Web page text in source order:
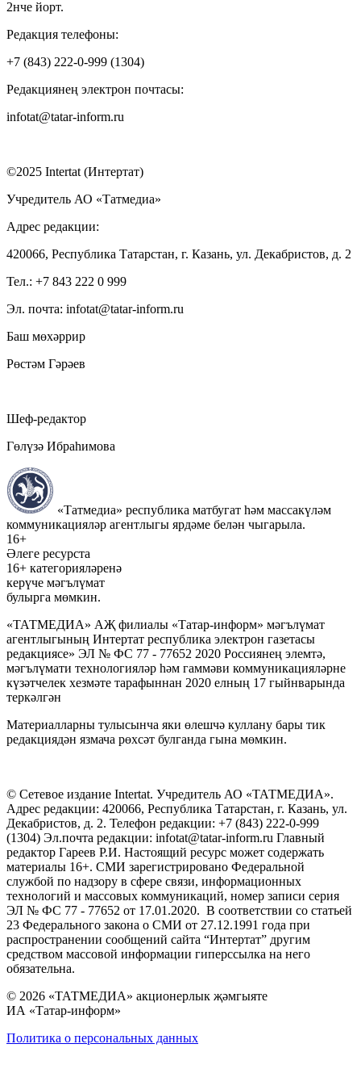
2нче йорт.
Редакция телефоны:
+7 (843) 222-0-999 (1304)
Редакциянең электрон почтасы:
infotat@tatar-inform.ru
©2025 Intertat (Интертат)
Учредитель АО «Татмедиа»
Адрес редакции:
420066, Республика Татарстан, г. Казань, ул. Декабристов, д. 2
Тел.: +7 843 222 0 999
Эл. почта: infotat@tatar-inform.ru
Баш мөхәррир
Рөстәм Гәрәев
Шеф-редактор
Гөлүзә Ибраһимова
«Татмедиа» республика матбугат һәм массакүләм
коммуникацияләр агентлыгы ярдәме белән чыгарыла.
16+
Әлеге ресурста
16+ категорияләренә
керүче мәгълүмат
булырга мөмкин.
«ТАТМЕДИА» АҖ филиалы «Татар-информ» мәгълүмат
агентлыгының Интертат республика электрон газетасы
редакциясе» ЭЛ № ФС 77 - 77652 2020 Россиянең элемтә,
мәгълүмати технологияләр һәм гаммәви коммуникацияләрне
күзәтчелек хезмәте тарафыннан 2020 елның 17 гыйнварында
теркәлгән
Материалларны тулысынча яки өлешчә куллану бары тик
редакциядән язмача рөхсәт булганда гына мөмкин.
© Сетевое издание Intertat. Учредитель АО «ТАТМЕДИА».
Адрес редакции: 420066, Республика Татарстан, г. Казань, ул.
Декабристов, д. 2. Телефон редакции: +7 (843) 222-0-999
(1304) Эл.почта редакции: infotat@tatar-inform.ru Главный
редактор Гареев Р.И. Настоящий ресурс может содержать
материалы 16+. СМИ зарегистрировано Федеральной
службой по надзору в сфере связи, информационных
технологий и массовых коммуникаций, номер записи серия
ЭЛ № ФС 77 - 77652 от 17.01.2020. В соответствии со статьей
23 Федерального закона о СМИ от 27.12.1991 года при
распространении сообщений сайта “Интертат” другим
средством массовой информации гиперссылка на него
обязательна.
© 2026 «ТАТМЕДИА» акционерлык җәмгыяте
ИА «Татар-информ»
Политика о персональных данных